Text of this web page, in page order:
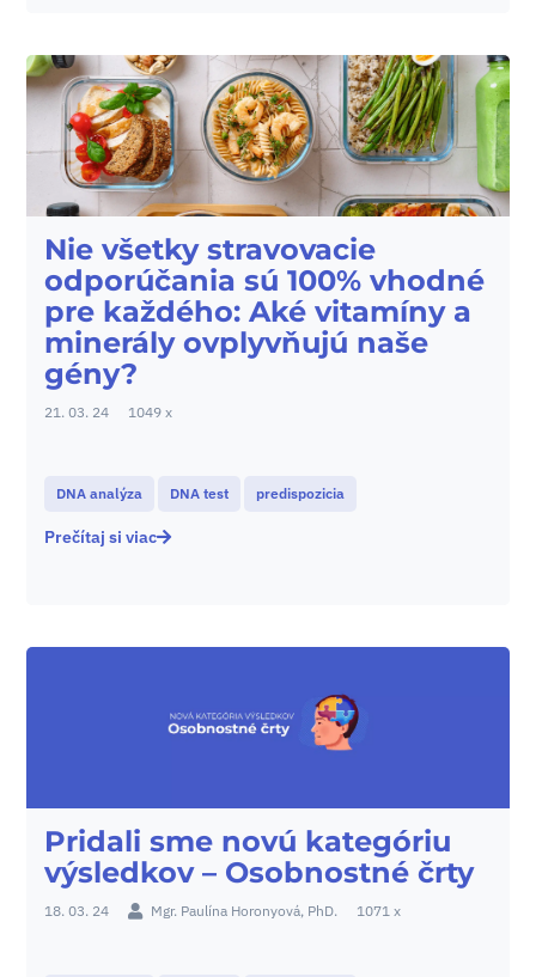
Nie všetky stravovacie
odporúčania sú 100% vhodné
pre každého: Aké vitamíny a
minerály ovplyvňujú naše
gény?
21. 03. 24 1049 x
DNA analýza DNA test predispozicia
Prečítaj si viac
Pridali sme novú kategóriu
výsledkov – Osobnostné črty
18. 03. 24 Mgr. Paulína Horonyová, PhD. 1071 x